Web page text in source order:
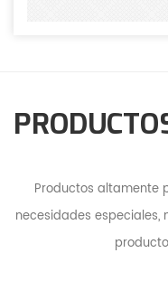
Productos altamente
necesidades